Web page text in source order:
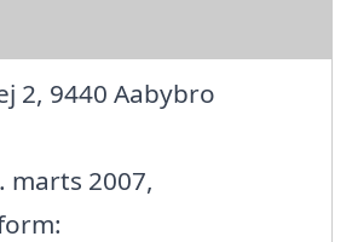
2, 9440 Aabybro
marts 2007,